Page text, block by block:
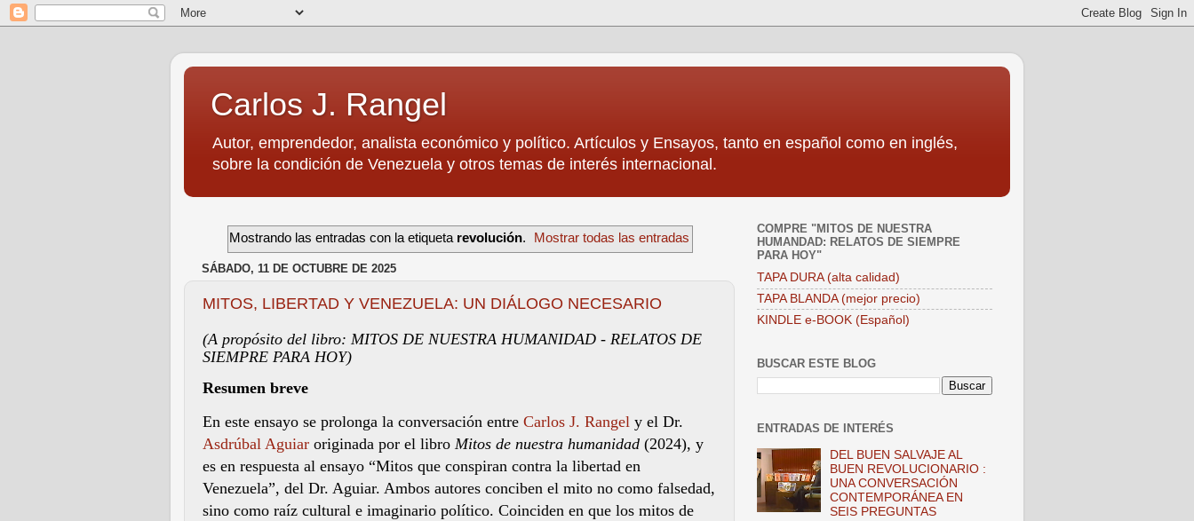
Carlos J. Rangel
Autor, emprendedor, analista económico y político. Artículos y Ensayos, tanto en español como en inglés,
sobre la condición de Venezuela y otros temas de interés internacional.
Mostrando las entradas con la etiqueta revolución. Mostrar todas las entradas
SÁBADO, 11 DE OCTUBRE DE 2025
MITOS, LIBERTAD Y VENEZUELA: UN DIÁLOGO NECESARIO
(A propósito del libro: MITOS DE NUESTRA HUMANIDAD - RELATOS DE
SIEMPRE PARA HOY)
Resumen breve
En este ensayo se prolonga la conversación entre Carlos J. Rangel y el Dr.
Asdrúbal Aguiar originada por el libro Mitos de nuestra humanidad (2024), y
es en respuesta al ensayo “Mitos que conspiran contra la libertad en
Venezuela”, del Dr. Aguiar. Ambos autores conciben el mito no como falsedad,
sino como raíz cultural e imaginario político. Coinciden en que los mitos de
COMPRE "MITOS DE NUESTRA
HUMANDAD: RELATOS DE SIEMPRE
PARA HOY"
TAPA DURA (alta calidad)
TAPA BLANDA (mejor precio)
KINDLE e-BOOK (Español)
BUSCAR ESTE BLOG
ENTRADAS DE INTERÉS
DEL BUEN SALVAJE AL
BUEN REVOLUCIONARIO :
UNA CONVERSACIÓN
CONTEMPORÁNEA EN
SEIS PREGUNTAS